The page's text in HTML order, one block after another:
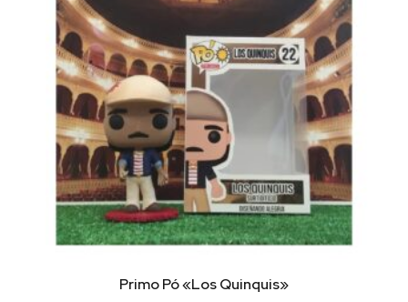
Primo Pó «Los Quinquis»